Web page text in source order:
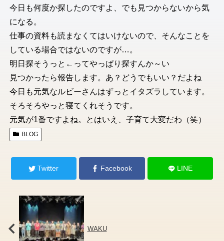
今日も何度か探したのですよ、でも見つからないから気
になる。
仕事の資料も読まなくてはいけないので、そんなことを
している場合ではないのですが…。
明日探そうっと←ってやっぱり探すんか～い
見つかったら報告します。あ？どうでもいい？だよね
今日も元気なルビーさんはずっとイタズラしています。
そろそろやっと寝てくれそうです。
元気が1番ですよね。とはいえ、子育て大変だわ（笑）
BLOG
Twitter Facebook LINE
WAKU